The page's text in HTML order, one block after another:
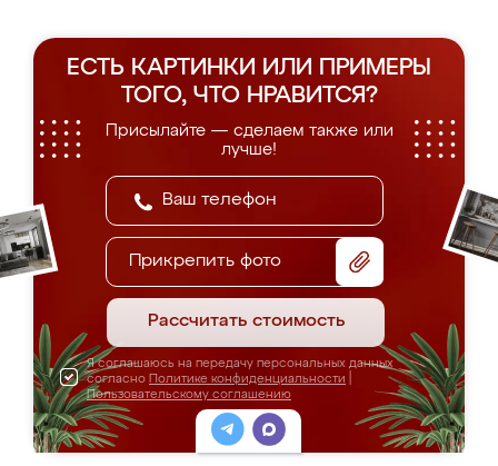
ЕСТЬ КАРТИНКИ ИЛИ ПРИМЕРЫ
ТОГО, ЧТО НРАВИТСЯ?
Присылайте — сделаем также или
лучше!
Прикрепить фото
Рассчитать стоимость
Я соглашаюсь на передачу персональных данных
согласно Политике конфиденциальности
Пользовательскому соглашению